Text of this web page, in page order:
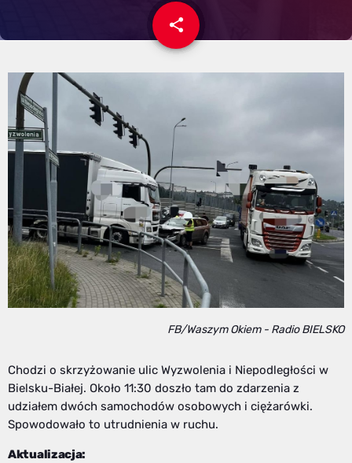
share
email
FB/Waszym Okiem - Radio BIELSKO
Chodzi o skrzyżowanie ulic Wyzwolenia i Niepodległości w
Bielsku-Białej. Około 11:30 doszło tam do zdarzenia z
udziałem dwóch samochodów osobowych i ciężarówki.
Spowodowało to utrudnienia w ruchu.
Aktualizacja: